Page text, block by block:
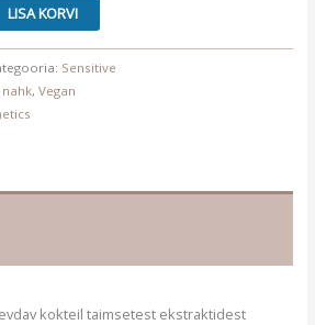
LISA KORVI
Sensitive
, Vegan
kokteil taimsetest ekstraktidest